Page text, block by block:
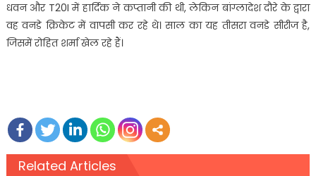
धवन और T20I में हार्दिक ने कप्तानी की थी, लेकिन बांग्लादेश दौरे के द्वारा
वह वनडे क्रिकेट में वापसी कर रहे थे। साल का यह तीसरा वनडे सीरीज है,
जिसमें रोहित शर्मा खेल रहे हैं।
Related Articles